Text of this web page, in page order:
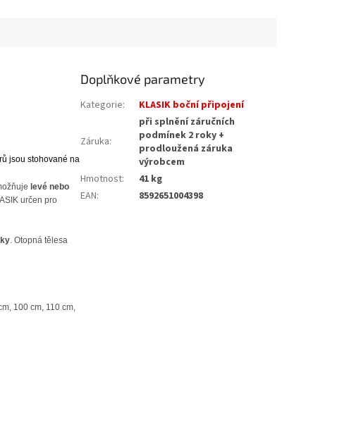
jsou stohované na
levé nebo
určen pro
. Otopná tělesa
100 cm, 110 cm,
Doplňkové parametry
Kategorie: KLASIK boční připojení
Záruka:
při splnění záručních
podmínek 2 roky +
prodloužená záruka
výrobcem
Hmotnost:
41 kg
EAN: 8592651004398